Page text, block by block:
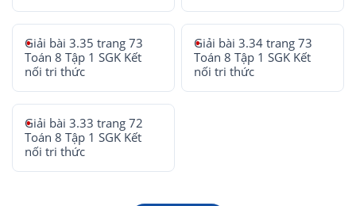
Giải bài 3.35 trang 73
Toán 8 Tập 1 SGK Kết
nối tri thức
Giải bài 3.34 trang 73
Toán 8 Tập 1 SGK Kết
nối tri thức
Giải bài 3.33 trang 72
Toán 8 Tập 1 SGK Kết
nối tri thức